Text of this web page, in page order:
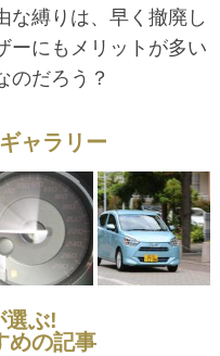
な縛りは、早く撤廃し
ーにもメリットが多い
のだろう？
ャラリー
選ぶ!
めの記事